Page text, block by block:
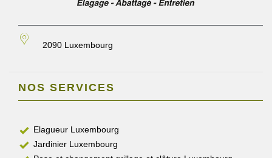
2090 Luxembourg
NOS SERVICES
Elagueur Luxembourg
Jardinier Luxembourg